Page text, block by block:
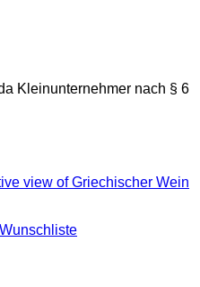
Kleinunternehmer nach § 6